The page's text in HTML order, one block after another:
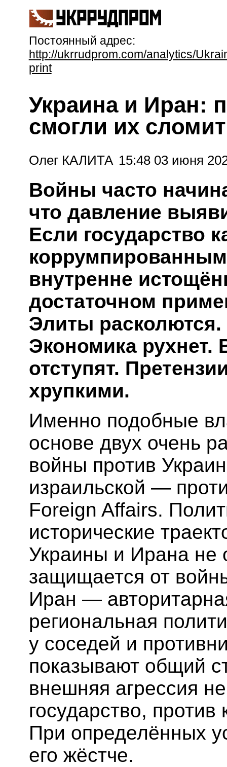
Постоянный адрес:
http://ukrrudprom.com/analytics/
print
Украина и Иран:
смогли их
Олег КАЛИТА 15:48 03 июня
Войны часто
что давление
Если государство
внутренне
достаточном
Элиты расколются.
Экономика
отступят.
хрупкими.
Именно подобные
основе двух очень
войны против
израильской —
Foreign Affairs.
исторические
Украины и Ирана не
защищается от
Иран —
региональная
у соседей и
показывают общий
внешняя агрессия
государство,
При определённых
его жёстче.